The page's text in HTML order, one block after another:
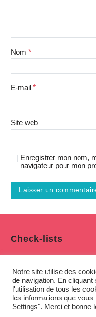
Nom *
E-mail *
Site web
Enregistrer mon nom,
navigateur pour mon
Check-lists
Notre site utilise des
de navigation. En cliquant
l'utilisation de tous les
les informations que
Settings". Merci et bonne